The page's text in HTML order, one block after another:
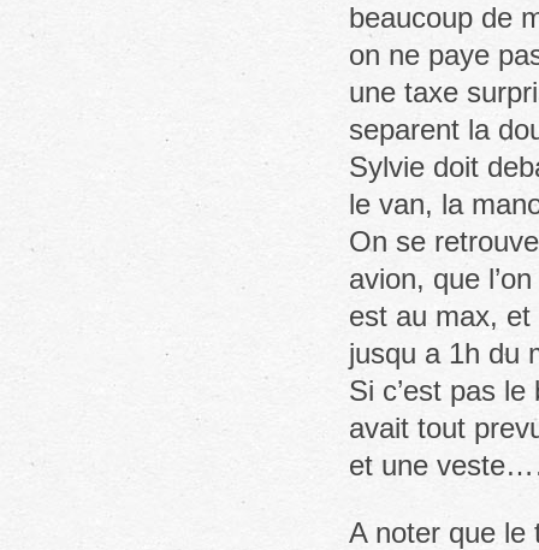
beaucoup de
on ne paye
une taxe
separent la
Sylvie doit
le van, la
On se
avion, que
est au max,
jusqu a 1h du
Si c’est pas
avait tout
et une
A noter que le